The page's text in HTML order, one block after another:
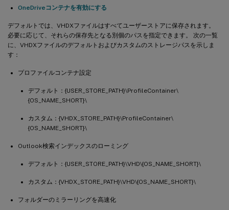
OneDriveコンテナを有効にする
デフォルトでは、VHDXファイルはすべてユーザーストアに保存されます。
必要に応じて、それらの保存先となる別個のパスを指定できます。 次の一覧
に、VHDXファイルのデフォルトおよびカスタムのストレージパスを示しま
す：
プロファイルコンテナ設定
デフォルト：{USER_STORE_PATH}\ProfileContainer\
{OS_NAME_SHORT}\
カスタム：{VHDX_STORE_PATH}\ProfileContainer\
{OS_NAME_SHORT}\
Outlook検索インデックスのローミング
デフォルト：{USER_STORE_PATH}\VHD\{OS_NAME_SHORT}\
カスタム：{VHDX_STORE_PATH}\VHD\{OS_NAME_SHORT}\
フォルダーのミラーリングを高速化